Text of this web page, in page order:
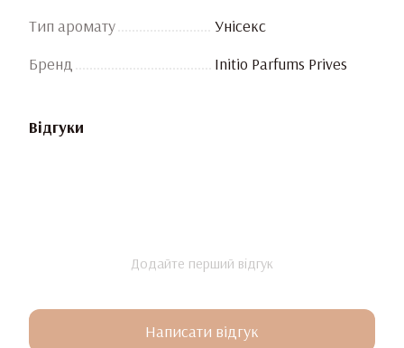
Тип аромату
Унісекс
Бренд
Initio Parfums Prives
Відгуки
Додайте перший відгук
Написати відгук